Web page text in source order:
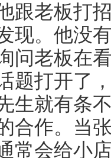
跟老板打
现。他没
问老板在
题打开了
生就有条
合作。当
常会给小